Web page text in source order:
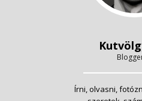
Írni, olvasni,